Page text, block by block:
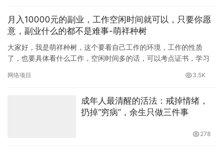
月入10000元的副业，工作空闲时间就可以，只要你愿
意，副业什么的都不是难事-萌祥种树
大家好，我是萌祥种树，这个要看自己工作的环境，工作的性质
了，也要具体看什么工作，空闲时间多的话，可以考点证书，学习
多，找兼职…
网络项目 3.5K
成年人最清醒的活法：戒掉情绪，
扔掉“穷病”，余生只做三件事
278